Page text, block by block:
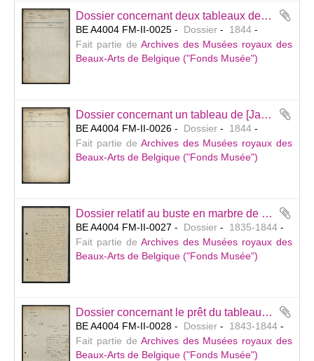
Dossier concernant deux tableaux de Rubens, offerts en vente par Mr De Raymaecker. — Sans suite.
BE A4004 FM-II-0025 Dossier
1844
Fait partie de Archives des Musées royaux des
Beaux-Arts de Belgique ("Fonds Musée")
Dossier concernant un tableau de [Jacob] Jordaens représentant L’Abondance, offert en vente par Mr V. Hanssens (Saint-Josse-ten-Noode). — Sans suite.
BE A4004 FM-II-0026 Dossier
1844
Fait partie de Archives des Musées royaux des
Beaux-Arts de Belgique ("Fonds Musée")
Dossier relatif au buste en marbre de G[illes]-L[ambert] Godecharle exécuté par Pierre Puyenbroeck (inv. 557) à la suite d'une souscription de 3.000 francs lancée pour l’exécution et le placement de ce buste au Musée.
BE A4004 FM-II-0027 Dossier
1835-1844
Fait partie de Archives des Musées royaux des
Beaux-Arts de Belgique ("Fonds Musée")
Dossier concernant le prêt du tableau de Denijs van Alsloot, La vue du château de Mariemont (inv. 197), au peintre Jean-Michel Cels afin de lui permettre d’en exécuter la copie commandée par le comte Amédée de Beauffort.
BE A4004 FM-II-0028 Dossier
1843-1844
Fait partie de Archives des Musées royaux des
Beaux-Arts de Belgique ("Fonds Musée")